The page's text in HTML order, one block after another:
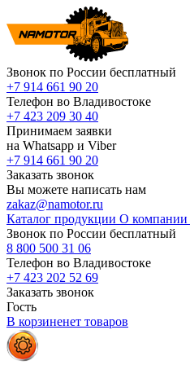
Звонок по России бесплатный
+7 914 661 90 20
Телефон во Владивостоке
+7 423 209 30 40
Принимаем заявки
на Whatsapp и Viber
+7 914 661 90 20
Заказать звонок
Вы можете написать нам
zakaz@namotor.ru
Каталог продукции О компании
Звонок по России бесплатный
8 800 500 31 06
Телефон во Владивостоке
+7 423 202 52 69
Заказать звонок
Гость
В корзиненет товаров